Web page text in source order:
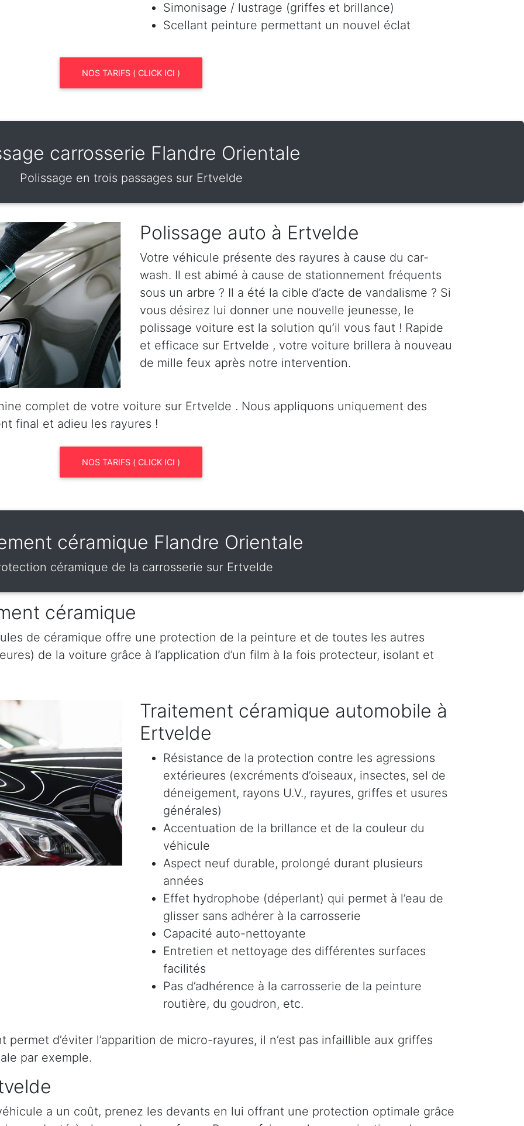
Simonisage / lustrage (griffes et brillance)
Scellant peinture permettant un nouvel éclat
NOS TARIFS ( CLICK ICI )
carrosserie Flandre Orientale
Polissage en trois passages sur Ertvelde
Polissage auto à Ertvelde
Votre véhicule présente des rayures à cause du car-
wash. Il est abimé à cause de stationnement fréquents
sous un arbre ? Il a été la cible d’acte de vandalisme ? Si
vous désirez lui donner une nouvelle jeunesse, le
polissage voiture est la solution qu’il vous faut ! Rapide
et efficace sur Ertvelde , votre voiture brillera à nouveau
de mille feux après notre intervention.
complet de votre voiture sur Ertvelde . Nous appliquons uniquement des
final et adieu les rayures !
NOS TARIFS ( CLICK ICI )
céramique Flandre Orientale
céramique de la carrosserie sur Ertvelde
céramique
de céramique offre une protection de la peinture et de toutes les autres
de la voiture grâce à l’application d’un film à la fois protecteur, isolant et
Traitement céramique automobile à
Ertvelde
Résistance de la protection contre les agressions
extérieures (excréments d’oiseaux, insectes, sel de
déneigement, rayons U.V., rayures, griffes et usures
générales)
Accentuation de la brillance et de la couleur du
véhicule
Aspect neuf durable, prolongé durant plusieurs
années
Effet hydrophobe (déperlant) qui permet à l’eau de
glisser sans adhérer à la carrosserie
Capacité auto-nettoyante
Entretien et nettoyage des différentes surfaces
facilités
Pas d’adhérence à la carrosserie de la peinture
routière, du goudron, etc.
d’éviter l’apparition de micro-rayures, il n’est pas infaillible aux griffes
par exemple.
a un coût, prenez les devants en lui offrant une protection optimale grâce